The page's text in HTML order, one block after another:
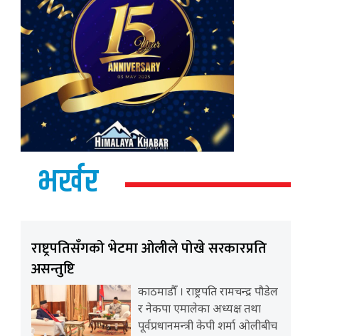
भर्खर
राष्ट्रपतिसँगको भेटमा ओलीले पोखे सरकारप्रति
असन्तुष्टि
काठमाडौँ । राष्ट्रपति रामचन्द्र पौडेल
र नेकपा एमालेका अध्यक्ष तथा
पूर्वप्रधानमन्त्री केपी शर्मा ओलीबीच